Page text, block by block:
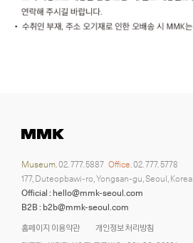
홈페이지 이용약관
개인정보 처리방침
Museum.02. 777. 5887 Office.02. 777. 5778
177, Duteopbawi-ro, Yongsan-gu, Seoul, Korea
Official : hello@mmk-seoul.com
B2B : b2b@mmk-seoul.com